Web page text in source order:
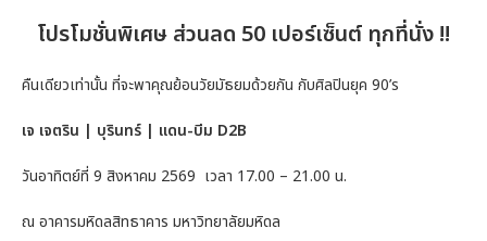
โปรโมชั่นพิเศษ ส่วนลด 50 เปอร์เซ็นต์ ทุกที่นั่ง !!
คืนเดียวเท่านั้น ที่จะพาคุณย้อนวัยมัธยมด้วยกัน กับศิลปินยุค 90’s
เจ เจตริน | บุรินทร์ | แดน-บีม D2B
วันอาทิตย์ที่ 9 สิงหาคม 2569 เวลา 17.00 – 21.00 น.
ณ อาคารมหิดลสิทธาคาร มหาวิทยาลัยมหิดล